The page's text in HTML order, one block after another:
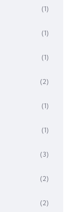
(1)
(1)
(1)
(2)
(1)
(1)
(3)
(2)
(2)